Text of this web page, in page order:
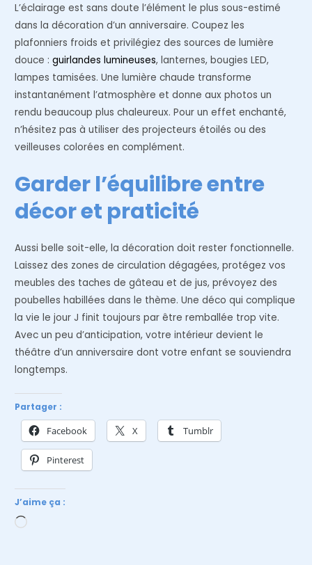
L’éclairage est sans doute l’élément le plus sous-estimé
dans la décoration d’un anniversaire. Coupez les
plafonniers froids et privilégiez des sources de lumière
douce :guirlandes lumineuses, lanternes, bougies LED,
lampes tamisées. Une lumière chaude transforme
instantanément l’atmosphère et donne aux photos un
rendu beaucoup plus chaleureux. Pour un effet enchanté,
n’hésitez pas à utiliser des projecteurs étoilés ou des
veilleuses colorées en complément.
Garder l’équilibre entre
décor et praticité
Aussi belle soit-elle, la décoration doit rester fonctionnelle.
Laissez des zones de circulation dégagées, protégez vos
meubles des taches de gâteau et de jus, prévoyez des
poubelles habillées dans le thème. Une déco qui complique
la vie le jour J finit toujours par être remballée trop vite.
Avec un peu d’anticipation, votre intérieur devient le
théâtre d’un anniversaire dont votre enfant se souviendra
longtemps.
Partager :
Facebook X Tumblr
Pinterest
J’aime ça :
Chargement…